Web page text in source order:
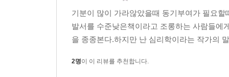
번 그 꿈을 의식할 뿐이지만, 종이에 써서 옆에
찾는다. 구체적 방법을 찾고, 그 방법을 실행한다.
발서의 힘 : 120~121쪽]
기분이 많이 가라않았을때 동기부여가 필요
발서를 수준낮은책이라고 조롱하는 사람들에
을 종종본다.하지만 난 심리학이라는 작가의
2명이 이 리뷰를 추천합니다.